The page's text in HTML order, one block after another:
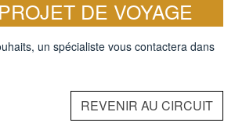
DE VOYAGE
un spécialiste vous contactera dans
REVENIR AU CIRCUIT